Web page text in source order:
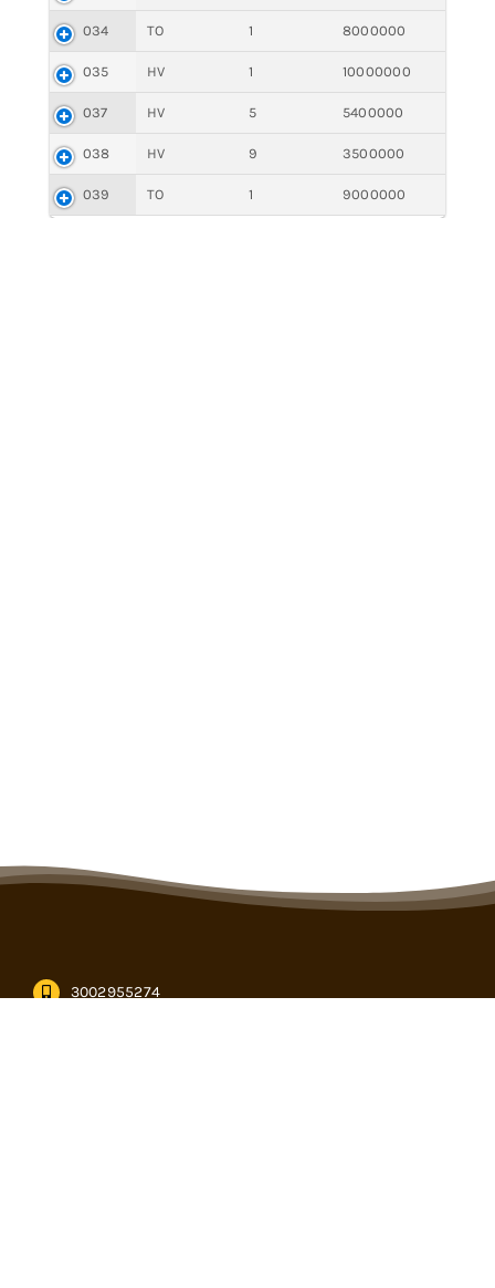
034 TO 1 8000000
035 HV 1 10000000
037 HV 5 5400000
038 HV 9 3500000
039 TO 1 9000000
3002955274